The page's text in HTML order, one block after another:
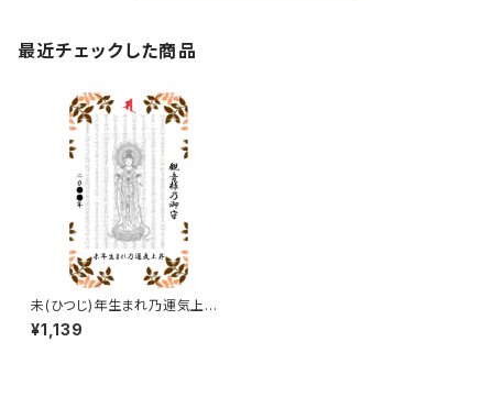
最近チェックした商品
未(ひつじ)年生まれ乃運気上昇
観音様のお守り
¥1,139